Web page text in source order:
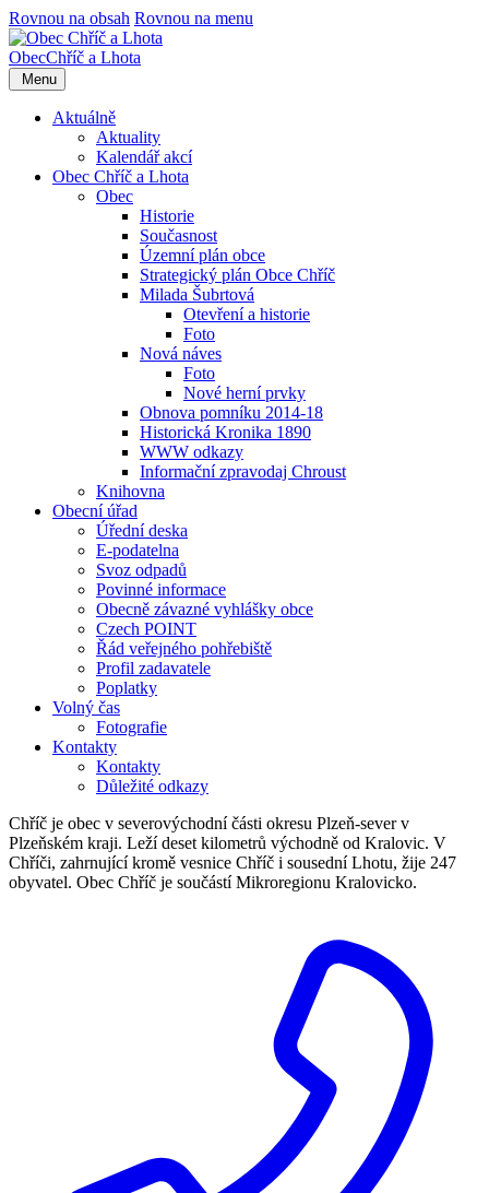
Rovnou na obsah Rovnou na menu
ObecChříč a Lhota
Menu
Aktuálně
Aktuality
Kalendář akcí
Obec Chříč a Lhota
Obec
Historie
Současnost
Územní plán obce
Strategický plán Obce Chříč
Milada Šubrtová
Otevření a historie
Foto
Nová náves
Foto
Nové herní prvky
Obnova pomníku 2014-18
Historická Kronika 1890
WWW odkazy
Informační zpravodaj Chroust
Knihovna
Obecní úřad
Úřední deska
E-podatelna
Svoz odpadů
Povinné informace
Obecně závazné vyhlášky obce
Czech POINT
Řád veřejného pohřebiště
Profil zadavatele
Poplatky
Volný čas
Fotografie
Kontakty
Kontakty
Důležité odkazy
Chříč je obec v severovýchodní části okresu Plzeň-sever v
Plzeňském kraji. Leží deset kilometrů východně od Kralovic. V
Chříči, zahrnující kromě vesnice Chříč i sousední Lhotu, žije 247
obyvatel. Obec Chříč je součástí Mikroregionu Kralovicko.